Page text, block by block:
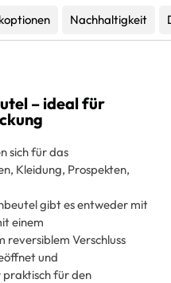
Nachhaltigkeit
– ideal für
sich für das
Kleidung, Prospekten,
gibt es entweder mit
einem
reversiblem Verschluss
und
praktisch für den